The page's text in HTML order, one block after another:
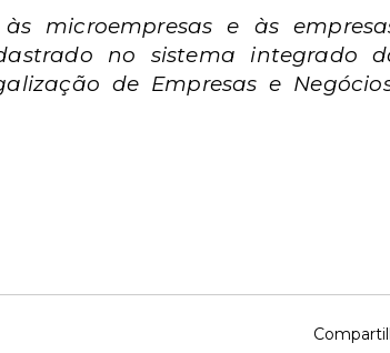
microempresas e às
no sistema integrado
de Empresas e